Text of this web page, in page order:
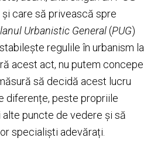
care să privească spre
Urbanistic General(PUG)
regulile în urbanism la
acest act, nu putem concepe
să decidă acest lucru
diferențe, peste propriile
puncte de vedere și să
specialiști adevărați.